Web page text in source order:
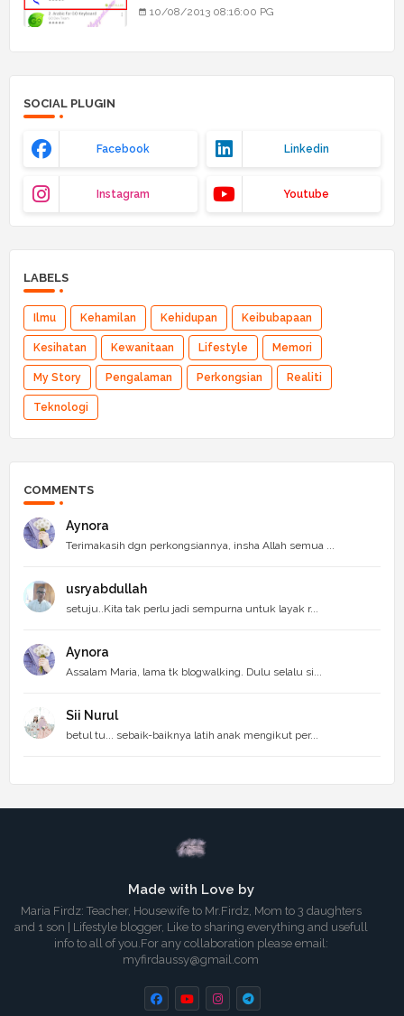
10/08/2013 08:16:00 PG
SOCIAL PLUGIN
Facebook Linkedin
Instagram Youtube
LABELS
Ilmu Kehamilan Kehidupan Keibubapaan
Kesihatan Kewanitaan Lifestyle Memori
My Story Pengalaman Perkongsian Realiti
Teknologi
COMMENTS
Aynora
Terimakasih dgn perkongsiannya, insha Allah semua ...
usryabdullah
setuju..Kita tak perlu jadi sempurna untuk layak r...
Aynora
Assalam Maria, lama tk blogwalking. Dulu selalu si...
Sii Nurul
betul tu... sebaik-baiknya latih anak mengikut per...
Made with Love by
Maria Firdz: Teacher, Housewife to Mr.Firdz, Mom to 3 daughters
and 1 son | Lifestyle blogger, Like to sharing everything and usefull
info to all of you.For any collaboration please email:
myfirdaussy@gmail.com